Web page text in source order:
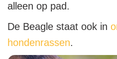
alleen op pad.
De Beagle staat ook in
hondenrassen.